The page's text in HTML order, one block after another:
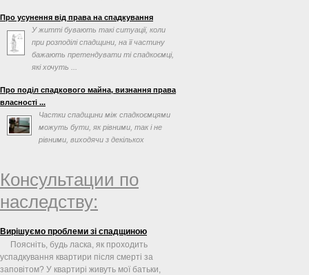
Про усунення від права на спадкування
У житті бувають такі ситуації, коли
при розподілі спадщини, на її частину
бажають претендувати ті спадкоємці,
які хочуть ...
Про поділ спадкового майна, визнання права
власності ...
Частки спадщини між спадкоємцями
можуть бути, як рівними, так і не
рівними, виходячи з декількох
Консультации по
наследству:
Вирішуємо проблеми зі спадщиною
Поясніть, будь ласка, як проходить
успадкування квартири після смерті за
заповітом? У квартирі живуть мої батьки,